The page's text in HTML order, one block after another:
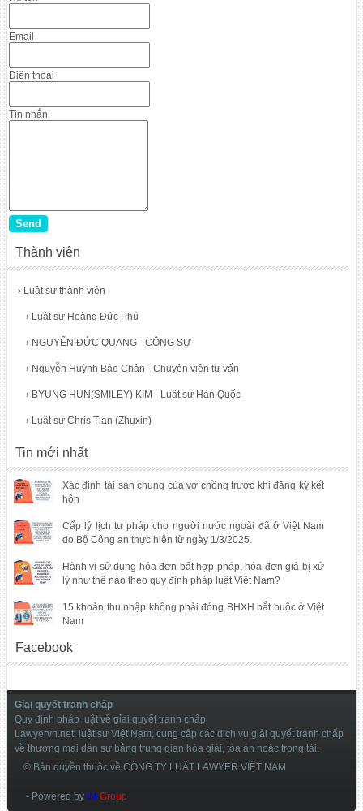
Gỉai quyết tranh chấp
Quy định pháp luật về gỉai quyết tranh chấp
Lawyervn.net, luật sư Việt Nam, cung cấp các dịch vụ giải quyết tranh chấp
về thương mại dân sự bằng trung gian hòa giải, tòa án hoặc trọng tài.
Email
Điện thoại
Tin nhắn
Thành viên
› Luật sư thành viên
› Luật sư Hoàng Đức Phú
› NGUYỂN ĐỨC QUANG - CỘNG SỰ
› Nguyễn Huỳnh Bảo Chân - Chuyên viên tư vấn
› BYUNG HUN(SMILEY) KIM - Luật sư Hàn Quốc
› Luật sư Chris Tian (Zhuxin)
Tin mới nhất
Xác định tài sản chung của vợ chồng trước khi đăng ký kết
hôn
Cấp lý lịch tư pháp cho người nước ngoài đã ở Việt Nam
do Bộ Công an thực hiện từ ngày 1/3/2025.
Hành vi sử dụng hóa đơn bất hợp pháp, hóa đơn giả bị xử
lý như thế nào theo quy định pháp luật Việt Nam?
15 khoản thu nhập không phải đóng BHXH bắt buộc ở Việt
Nam
Facebook
© Bản quyền thuộc về CÔNG TY LUẬT LAWYER VIỆT NAM
- Powered by IM Group